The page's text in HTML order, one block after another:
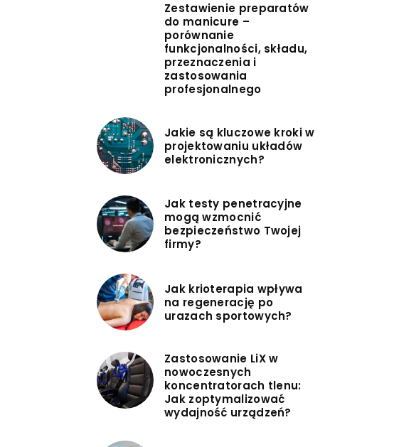
Zestawienie preparatów
do manicure –
porównanie
funkcjonalności, składu,
przeznaczenia i
zastosowania
profesjonalnego
Jakie są kluczowe kroki w
projektowaniu układów
elektronicznych?
Jak testy penetracyjne
mogą wzmocnić
bezpieczeństwo Twojej
firmy?
Jak krioterapia wpływa
na regenerację po
urazach sportowych?
Zastosowanie LiX w
nowoczesnych
koncentratorach tlenu:
Jak zoptymalizować
wydajność urządzeń?